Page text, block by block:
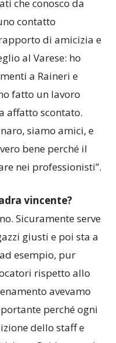
in ottimi rapporti,
che conosco da
contatto
di amicizia e
al Varese: ho
a Raineri e
fatto un lavoro
affatto scontato.
siamo amici, e
nei professionisti”.
vincente?
Sicuramente serve
giusti e poi sta a
esempio, pur
rispetto allo
avevamo